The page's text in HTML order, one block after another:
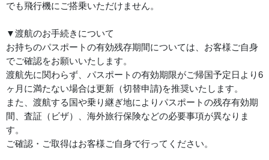
でも飛行機にご搭乗いただけません。
▼渡航のお手続きについて
お持ちのパスポートの有効残存期間については、お客様ご自身
でご確認をお願いいたします。
渡航先に関わらず、パスポートの有効期限がご帰国予定日より6
ヶ月に満たない場合は更新（切替申請)を推奨いたします。
また、渡航する国や乗り継ぎ地によりパスポートの残存有効期
間、査証（ビザ）、海外旅行保険などの必要事項が異なりま
す。
ご確認・ご取得はお客様ご自身で行ってください。